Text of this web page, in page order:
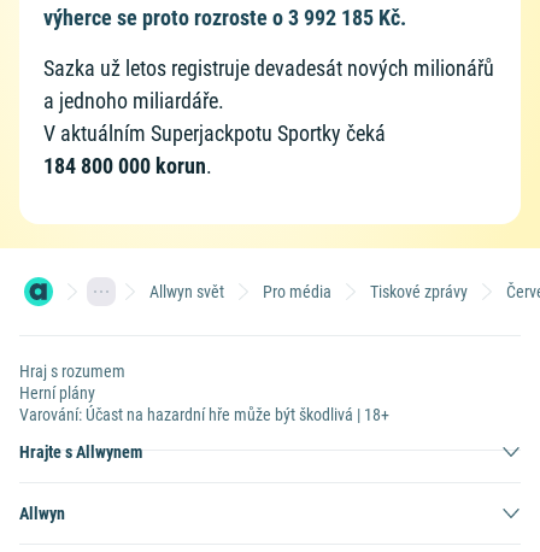
výherce se proto rozroste o 3 992 185 Kč.
Sazka už letos registruje devadesát nových milionářů
a jednoho miliardáře.
V aktuálním Superjackpotu Sportky čeká
184 800 000 korun.
Allwyn svět Pro média Tiskové zprávy
Hraj s rozumem
Herní plány
Varování: Účast na hazardní hře může být škodlivá | 18+
Hrajte s Allwynem
Allwyn